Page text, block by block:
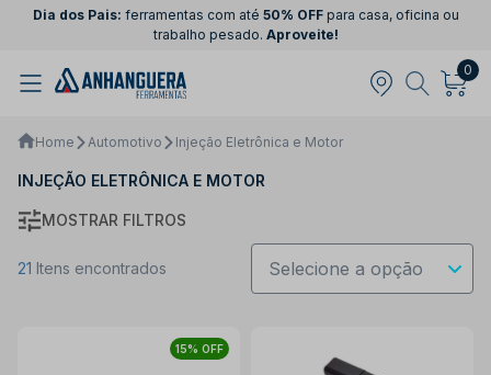
Dia dos Pais: ferramentas com até 50% OFFpara casa, oficina ou
trabalho pesado. Aproveite!
0
Home Automotivo Injeção Eletrônica e Motor
INJEÇÃO ELETRÔNICA E MOTOR
MOSTRAR FILTROS
21 Itens encontrados
15% OFF